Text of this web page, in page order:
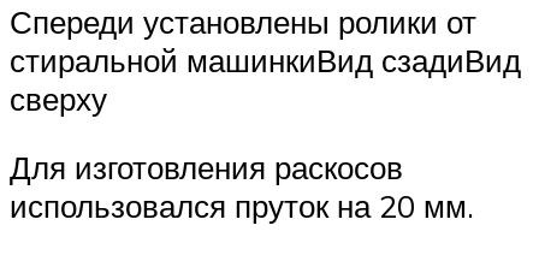
Спереди установлены ролики от
стиральной машинкиВид сзадиВид
сверху
Для изготовления раскосов
использовался пруток на 20 мм.